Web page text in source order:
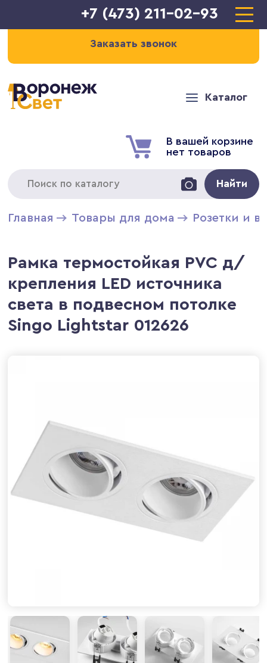
+7 (473) 211-02-93
Заказать звонок
Каталог
В вашей корзине
нет товаров
Найти
Главная Товары для дома Розетки и
Рамка термостойкая PVC д/
крепления LED источника
света в подвесном потолке
Singo Lightstar 012626